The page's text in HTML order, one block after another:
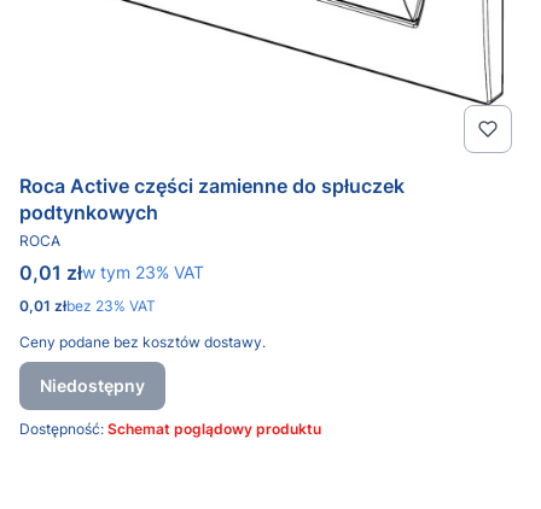
Roca Active części zamienne do spłuczek
podtynkowych
PRODUCENT
ROCA
Cena brutto
0,01 złw tym %s VAT
w tym 23% VAT
Cena netto
0,01 złbez 23% VAT
Ceny podane bez kosztów dostawy.
Niedostępny
Dostępność: Schemat poglądowy produktu